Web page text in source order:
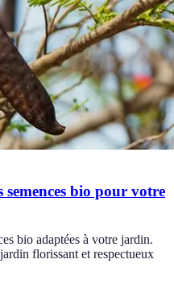
semences bio pour votre
bio adaptées à votre jardin.
florissant et respectueux